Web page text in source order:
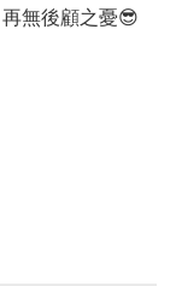
無後顧之憂😎